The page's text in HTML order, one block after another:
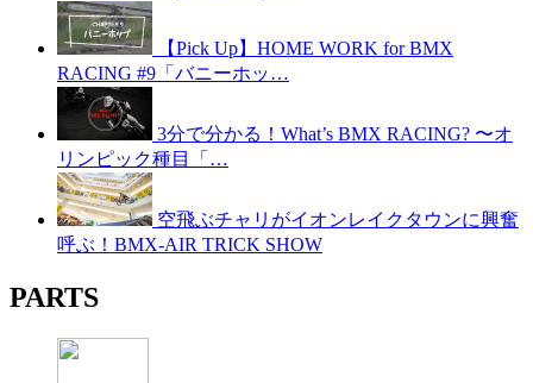
【Pick Up】HOME WORK for BMX
RACING #9「バニーホッ…
3分で分かる！What’s BMX RACING? 〜オ
リンピック種目「…
空飛ぶチャリがイオンレイクタウンに興奮
呼ぶ！BMX-AIR TRICK SHOW
PARTS